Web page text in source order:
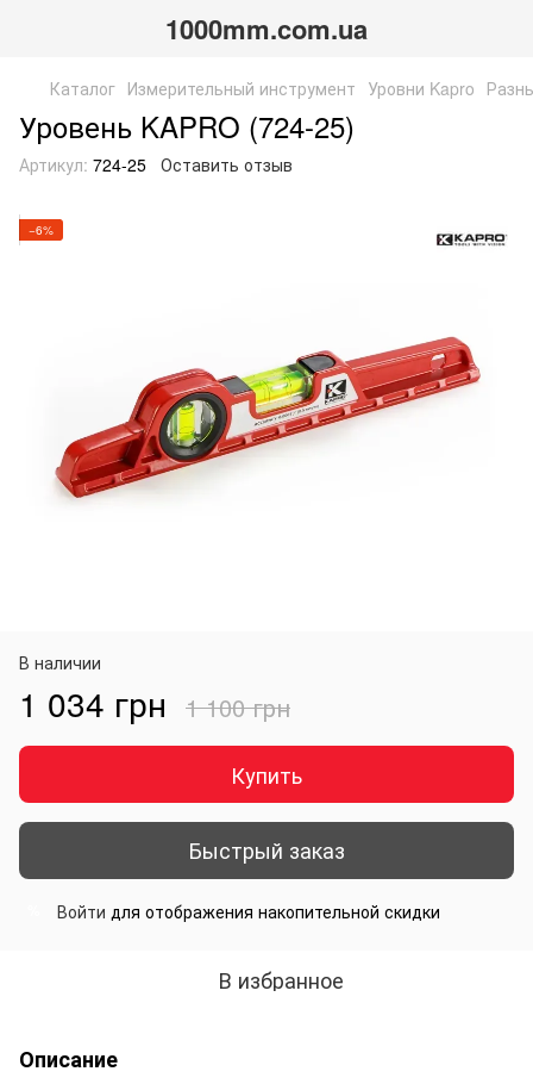
1000mm.com.ua
Каталог Измерительный инструмент Уровни Kapro
Уровень KAPRO (724-25)
Артикул: 724-25 Оставить отзыв
−6%
В наличии
1 034 грн 1 100 грн
Купить
Быстрый заказ
Войти для отображения накопительной скидки
В избранное
Описание